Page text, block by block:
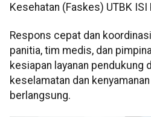
Kesehatan (Faskes) UTBK ISI
Respons cepat dan
panitia, tim medis, dan
kesiapan layanan pendukung
keselamatan dan
berlangsung.